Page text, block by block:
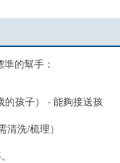
的幫手：
的孩子） - 能夠接送孩
洗/梳理）